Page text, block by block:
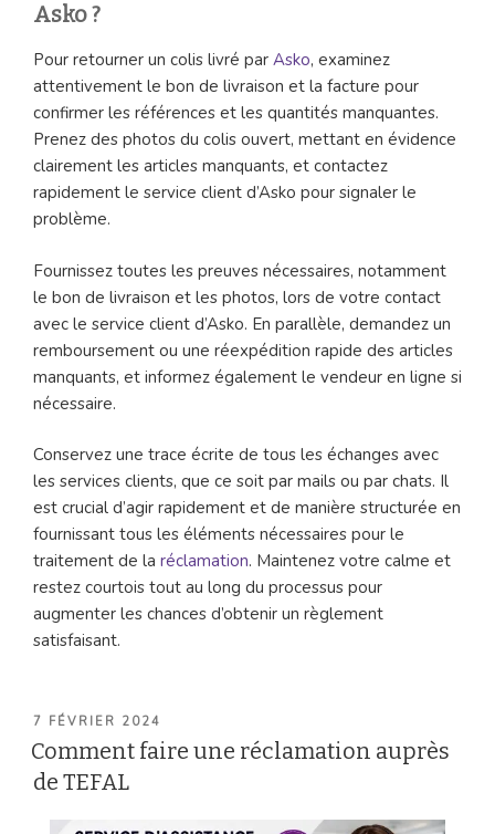
Asko ?
Pour retourner un colis livré par Asko, examinez
attentivement le bon de livraison et la facture pour
confirmer les références et les quantités manquantes.
Prenez des photos du colis ouvert, mettant en évidence
clairement les articles manquants, et contactez
rapidement le service client d’Asko pour signaler le
problème.
Fournissez toutes les preuves nécessaires, notamment
le bon de livraison et les photos, lors de votre contact
avec le service client d’Asko. En parallèle, demandez un
remboursement ou une réexpédition rapide des articles
manquants, et informez également le vendeur en ligne si
nécessaire.
Conservez une trace écrite de tous les échanges avec
les services clients, que ce soit par mails ou par chats. Il
est crucial d’agir rapidement et de manière structurée en
fournissant tous les éléments nécessaires pour le
traitement de la réclamation. Maintenez votre calme et
restez courtois tout au long du processus pour
augmenter les chances d’obtenir un règlement
satisfaisant.
PUBLIÉ
LE
7 FÉVRIER 2024
Comment faire une réclamation auprès
de TEFAL